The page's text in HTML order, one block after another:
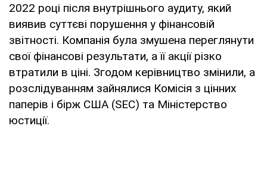
2022 році після внутрішнього аудиту, який
виявив суттєві порушення у фінансовій
звітності. Компанія була змушена переглянути
свої фінансові результати, а її акції різко
втратили в ціні. Згодом керівництво змінили, а
розслідуванням зайнялися Комісія з цінних
паперів і бірж США (SEC) та Міністерство
юстиції.